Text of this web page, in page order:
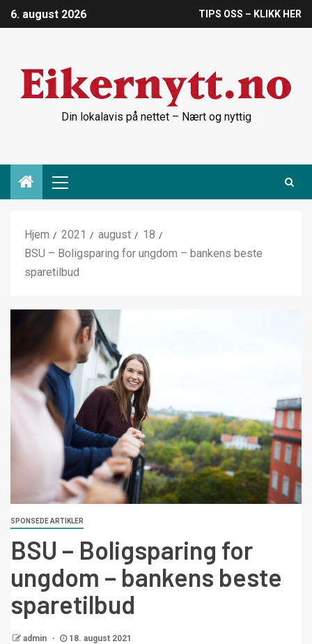
6. august 2026 TIPS OSS – KLIKK HER
Din lokalavis på nettet – Nært og nyttig
Hjem 2021 august
18
BSU – Boligsparing for ungdom – bankens beste
sparetilbud
SPONSEDE ARTIKLER
BSU – Boligsparing for
ungdom – bankens beste
sparetilbud
admin 18. august 2021